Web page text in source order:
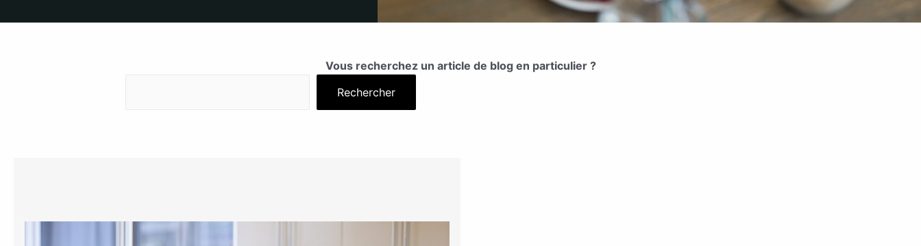
Vous recherchez un article de blog en particulier ?
Rechercher